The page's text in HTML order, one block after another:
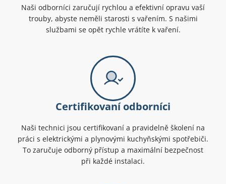
Naši odborníci zaručují rychlou a efektivní opravu vaší
trouby, abyste neměli starosti s vařením. S našimi
službami se opět rychle vrátíte k vaření.
Certifikovaní odborníci
Naši technici jsou certifikovaní a pravidelně školení na
práci s elektrickými a plynovými kuchyňskými spotřebiči.
To zaručuje odborný přístup a maximální bezpečnost
při každé instalaci.